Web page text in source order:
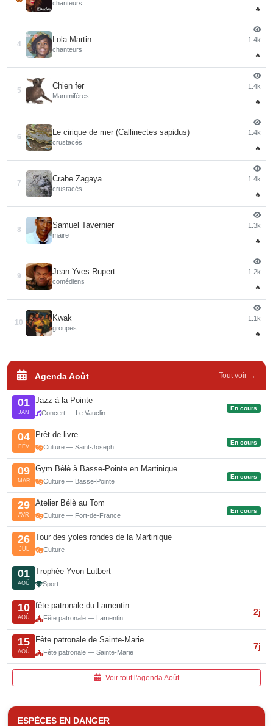
chanteurs
🔥
4
Lola Martin
chanteurs
1.4k
🔥
5
Chien fer
Mammifères
1.4k
🔥
6
Le cirique de mer (Callinectes sapidus)
crustacés
1.4k
🔥
7
Crabe Zagaya
crustacés
1.4k
🔥
8
Samuel Tavernier
maire
1.3k
🔥
9
Jean Yves Rupert
comédiens
1.2k
🔥
10
Kwak
groupes
1.1k
🔥
Agenda Août Tout voir →
01
JAN
Jazz à la Pointe
Concert — Le Vauclin
En cours
04
FÉV
Prêt de livre
Culture — Saint-Joseph
En cours
09
MAR
Gym Bèlè à Basse-Pointe en Martinique
Culture — Basse-Pointe
En cours
29
AVR
Atelier Bélè au Tom
Culture — Fort-de-France
En cours
26
JUL
Tour des yoles rondes de la Martinique
Culture
01
AOÛ
Trophée Yvon Lutbert
Sport
10
AOÛ
fête patronale du Lamentin
Fête patronale — Lamentin
2j
15
AOÛ
Fête patronale de Sainte-Marie
Fête patronale — Sainte-Marie
7j
Voir tout l'agenda Août
ESPÈCES EN DANGER